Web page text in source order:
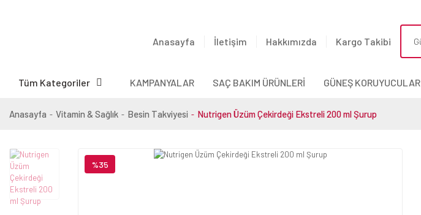
Anasayfa İletişim Hakkımızda Kargo Takibi
Tüm Kategoriler KAMPANYALAR SAÇ BAKIM ÜRÜNLERİ GÜNEŞ KORUYUCULAR
Anasayfa Vitamin & Sağlık Besin Takviyesi Nutrigen Üzüm Çekirdeği Ekstreli 200 ml Şurup
%35